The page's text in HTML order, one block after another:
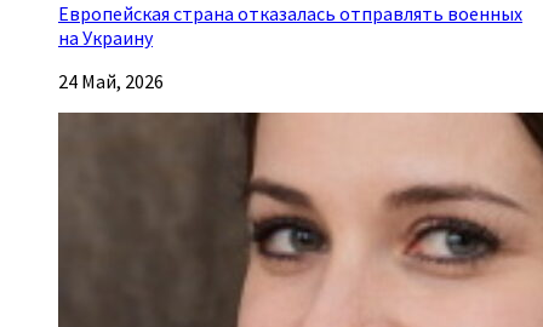
Европейская страна отказалась отправлять военных
на Украину
24 Май, 2026